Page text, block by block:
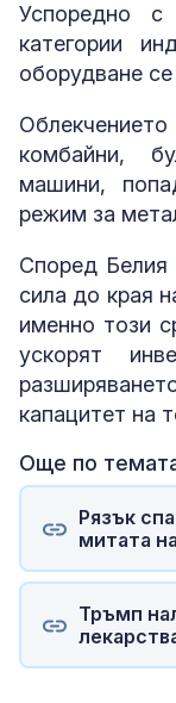
Успоредно
категории
оборудване
комбайни,
машини,
режим за
Според
сила до края
именно този
ускорят
капацитет на
Още по
Рязък
митата
Тръмп